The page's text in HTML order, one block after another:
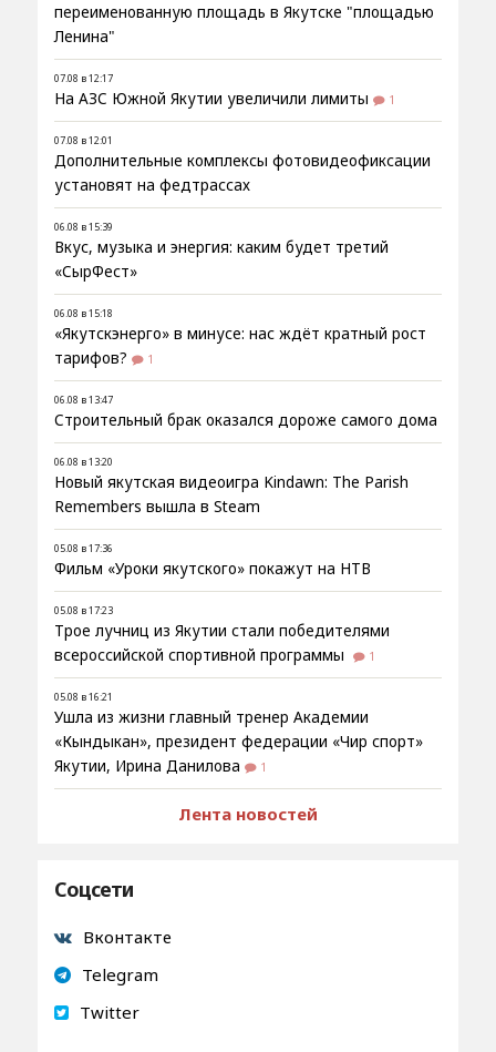
переименованную площадь в Якутске "площадью
Ленина"
07.08 в 12:17
На АЗС Южной Якутии увеличили лимиты 1
07.08 в 12:01
Дополнительные комплексы фотовидеофиксации
установят на федтрассах
06.08 в 15:39
Вкус, музыка и энергия: каким будет третий
«СырФест»
06.08 в 15:18
«Якутскэнерго» в минусе: нас ждёт кратный рост
тарифов?
1
06.08 в 13:47
Строительный брак оказался дороже самого дома
06.08 в 13:20
Новый якутская видеоигра Kindawn: The Parish
Remembers вышла в Steam
05.08 в 17:36
Фильм «Уроки якутского» покажут на НТВ
05.08 в 17:23
Трое лучниц из Якутии стали победителями
всероссийской спортивной программы
1
05.08 в 16:21
Ушла из жизни главный тренер Академии
«Кындыкан», президент федерации «Чир спорт»
Якутии, Ирина Данилова
1
Лента новостей
Соцсети
Вконтакте
Telegram
Twitter